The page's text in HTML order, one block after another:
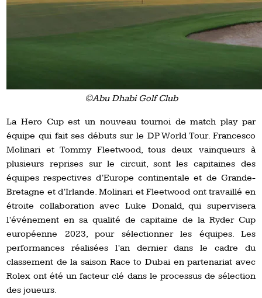
©Abu Dhabi Golf Club
La Hero Cup est un nouveau tournoi de match play par
équipe qui fait ses débuts sur le DP World Tour. Francesco
Molinari et Tommy Fleetwood, tous deux vainqueurs à
plusieurs reprises sur le circuit, sont les capitaines des
équipes respectives d’Europe continentale et de Grande-
Bretagne et d’Irlande. Molinari et Fleetwood ont travaillé en
étroite collaboration avec Luke Donald, qui supervisera
l’événement en sa qualité de capitaine de la Ryder Cup
européenne 2023, pour sélectionner les équipes. Les
performances réalisées l’an dernier dans le cadre du
classement de la saison Race to Dubai en partenariat avec
Rolex ont été un facteur clé dans le processus de sélection
des joueurs.